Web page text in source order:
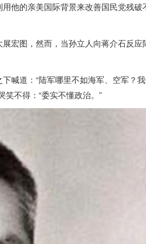
他的亲美国际背景来改善国民党残
宏图，然而，当孙立人向蒋介石反
喊道：“陆军哪里不如海军、空军？
不得：“委实不懂政治。”